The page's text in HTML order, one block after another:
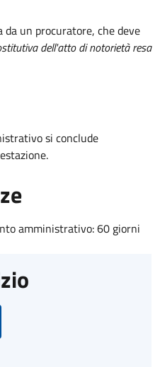
da un procuratore, che deve
dell'atto di notorietà resa
si conclude
amministrativo: 60 giorni